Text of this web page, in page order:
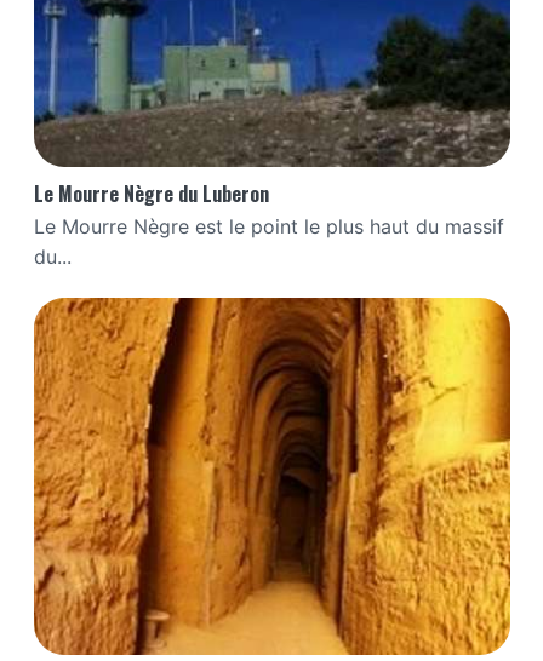
Le Mourre Nègre du Luberon
Le Mourre Nègre est le point le plus haut du massif
du...